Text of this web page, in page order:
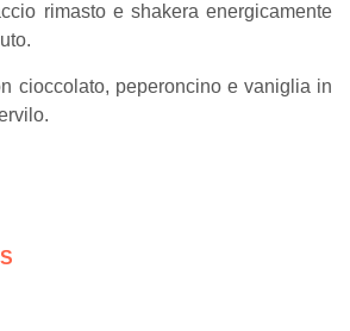
rimasto e shakera energicamente
cioccolato, peperoncino e vaniglia in